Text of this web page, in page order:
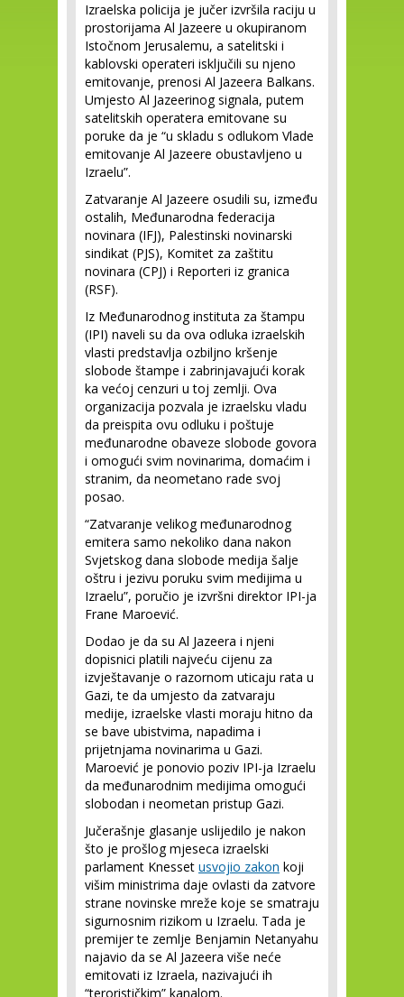
Izraelska policija je jučer izvršila raciju u
prostorijama Al Jazeere u okupiranom
Istočnom Jerusalemu, a satelitski i
kablovski operateri isključili su njeno
emitovanje, prenosi Al Jazeera Balkans.
Umjesto Al Jazeerinog signala, putem
satelitskih operatera emitovane su
poruke da je “u skladu s odlukom Vlade
emitovanje Al Jazeere obustavljeno u
Izraelu”.
Zatvaranje Al Jazeere osudili su, između
ostalih, Međunarodna federacija
novinara (IFJ), Palestinski novinarski
sindikat (PJS), Komitet za zaštitu
novinara (CPJ) i Reporteri iz granica
(RSF).
Iz Međunarodnog instituta za štampu
(IPI) naveli su da ova odluka izraelskih
vlasti predstavlja ozbiljno kršenje
slobode štampe i zabrinjavajući korak
ka većoj cenzuri u toj zemlji. Ova
organizacija pozvala je izraelsku vladu
da preispita ovu odluku i poštuje
međunarodne obaveze slobode govora
i omogući svim novinarima, domaćim i
stranim, da neometano rade svoj
posao.
“Zatvaranje velikog međunarodnog
emitera samo nekoliko dana nakon
Svjetskog dana slobode medija šalje
oštru i jezivu poruku svim medijima u
Izraelu”, poručio je izvršni direktor IPI-ja
Frane Maroević.
Dodao je da su Al Jazeera i njeni
dopisnici platili najveću cijenu za
izvještavanje o razornom uticaju rata u
Gazi, te da umjesto da zatvaraju
medije, izraelske vlasti moraju hitno da
se bave ubistvima, napadima i
prijetnjama novinarima u Gazi.
Maroević je ponovio poziv IPI-ja Izraelu
da međunarodnim medijima omogući
slobodan i neometan pristup Gazi.
Jučerašnje glasanje uslijedilo je nakon
što je prošlog mjeseca izraelski
parlament Knesset usvojio zakon koji
višim ministrima daje ovlasti da zatvore
strane novinske mreže koje se smatraju
sigurnosnim rizikom u Izraelu. Tada je
premijer te zemlje Benjamin Netanyahu
najavio da se Al Jazeera više neće
emitovati iz Izraela, nazivajući ih
“terorističkim” kanalom.